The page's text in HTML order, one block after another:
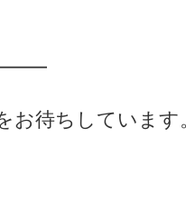
お待ちしています